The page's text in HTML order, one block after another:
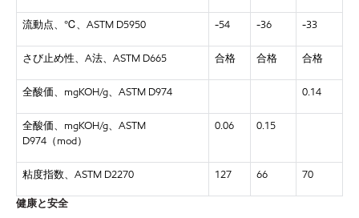
流動点、℃、ASTM D5950 -54 -36 -33
さび止め性、A法、ASTM D665 合格 合格 合格
全酸価、mgKOH/g、ASTM D974 0.14
全酸価、mgKOH/g、ASTM
D974（mod）
0.06 0.15
粘度指数、ASTM D2270 127 66
70
健康と安全